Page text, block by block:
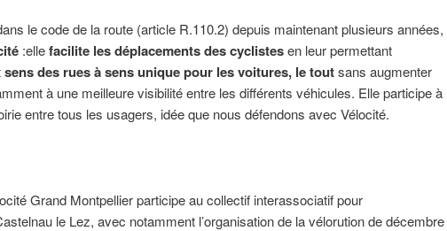
le code de la route (article R.110.2) depuis maintenant plusieurs années,
:ellefacilite les déplacements des cyclistesen leur permettant
sens des rues à sens unique pour les voitures, le toutsans augmenter
à une meilleure visibilité entre les différents véhicules. Elle participe à
entre tous les usagers, idée que nous défendons avec Vélocité.
Grand Montpellier participe au collectif interassociatif pour
le Lez, avec notamment l’organisation de la vélorution de décembre